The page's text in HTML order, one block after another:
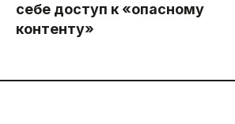
себе доступ к «опасному
контенту»